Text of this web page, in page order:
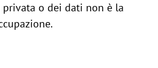
o dei dati non è la